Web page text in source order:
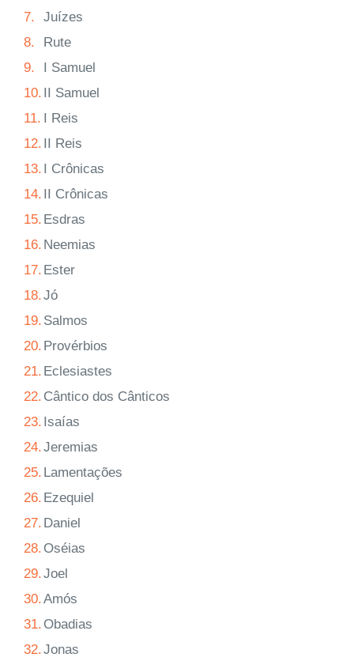
7.
Juízes
8.
Rute
9.
I Samuel
10. II Samuel
11. I Reis
12. II Reis
13. I Crônicas
14. II Crônicas
15. Esdras
16. Neemias
17. Ester
18.Jó
19. Salmos
20. Provérbios
21. Eclesiastes
22. Cântico dos Cânticos
23. Isaías
24.Jeremias
25. Lamentações
26. Ezequiel
27. Daniel
28. Oséias
29.Joel
30.Amós
31. Obadias
32.Jonas